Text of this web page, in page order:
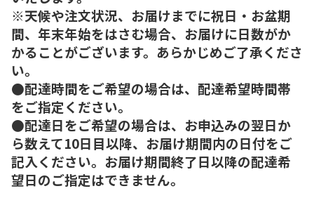
※天候や注文状況、お届けまでに祝日・お盆期
間、年末年始をはさむ場合、お届けに日数がか
かることがございます。あらかじめご了承くださ
い。
●配達時間をご希望の場合は、配達希望時間帯
をご指定ください。
●配達日をご希望の場合は、お申込みの翌日か
ら数えて10日目以降、お届け期間内の日付をご
記入ください。お届け期間終了日以降の配達希
望日のご指定はできません。